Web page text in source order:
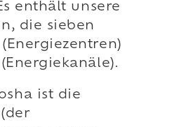
enthält unsere
die sieben
ist die